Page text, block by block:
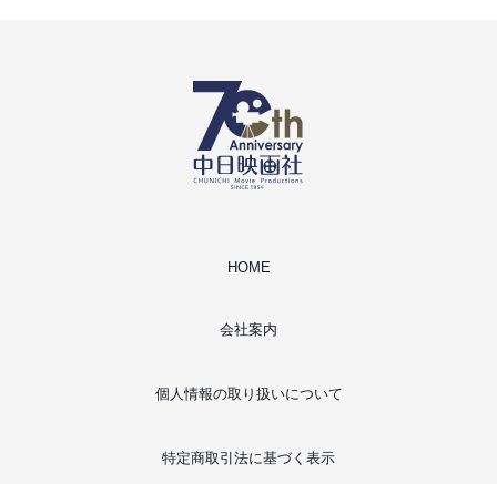
HOME
会社案内
個人情報の取り扱いについて
特定商取引法に基づく表示